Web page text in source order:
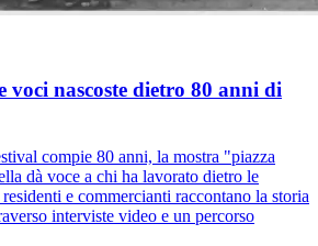
voci nascoste dietro 80 anni di
compie 80 anni, la mostra "piazza
dà voce a chi ha lavorato dietro le
e commercianti raccontano la storia
interviste video e un percorso